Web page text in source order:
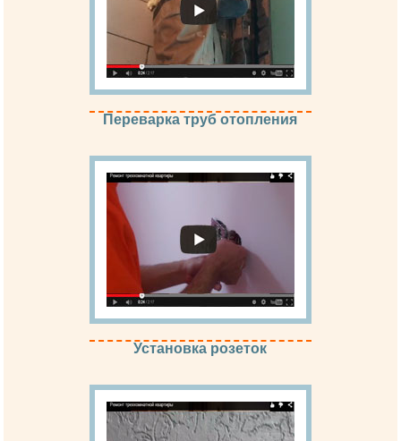
Переварка труб отопления
Установка розеток